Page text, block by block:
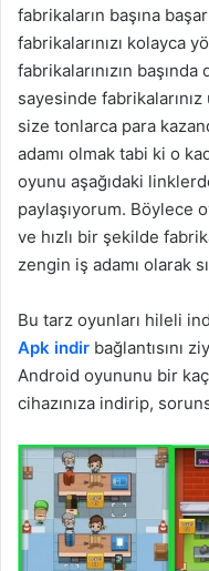
fabrikaların başına
fabrikalarınızı kolayca
fabrikalarınızın
sayesinde
size tonlarca para
adamı olmak tabi ki o
oyunu aşağıdaki
paylaşıyorum. Böylece
ve hızlı bir şekilde
zengin iş adamı olarak
Bu tarz oyunları hileli
Apk indir bağlantısını
Android oyununu bir
cihazınıza indirip,